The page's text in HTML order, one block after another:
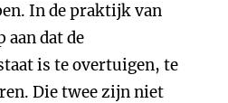
In de praktijk van
aan dat de
is te overtuigen, te
Die twee zijn niet